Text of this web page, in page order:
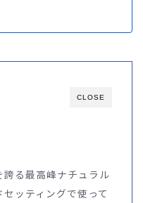
CLOSE
る最高峰ナチュラル
ッティングで使って